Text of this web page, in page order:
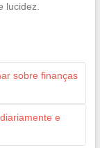
lucidez.
sobre finanças
e